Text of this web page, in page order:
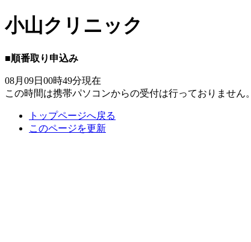
小山クリニック
■順番取り申込み
08月09日00時49分現在
この時間は携帯パソコンからの受付は行っておりません。
トップページへ戻る
このページを更新